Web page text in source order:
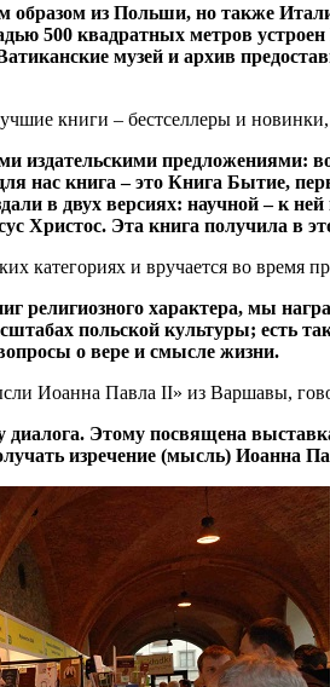
образом из Польши, но также
500 квадратных метров
музей и архив
книги – бестселлеры и
издательскими предложениями:
нас книга – это Книга Бытие,
в двух версиях: научной – к ней
Христос. Эта книга получила в
категориях и вручается во время
религиозного характера, мы
польской культуры; есть
о вере и смысле жизни.
Иоанна Павла II» из Варшавы,
Этому посвящена
изречение (мысль) Иоанна